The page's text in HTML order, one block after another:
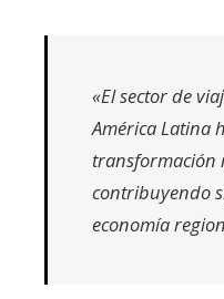
«El sector de
América Latina
transformación
contribuyendo
economía